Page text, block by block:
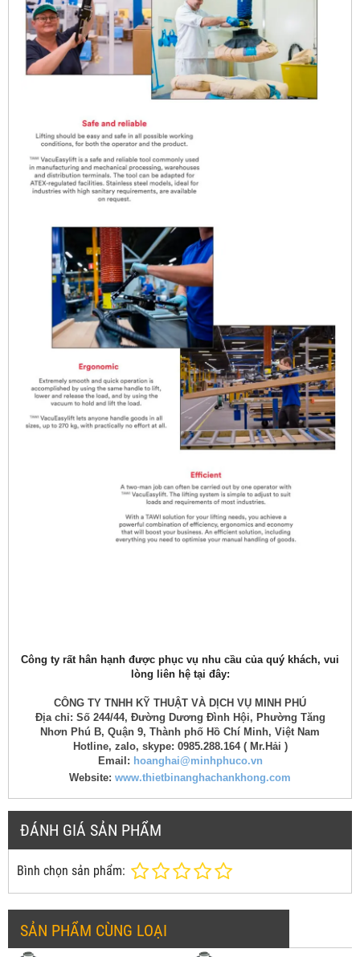
Công ty rất hân hạnh được phục vụ nhu cầu của quý khách, vui
lòng liên hệ tại đây:
CÔNG TY TNHH KỸ THUẬT VÀ DỊCH VỤ MINH PHÚ
Địa chỉ: Số 244/44, Đường Dương Đình Hội, Phường Tăng
Nhơn Phú B, Quận 9, Thành phố Hồ Chí Minh, Việt Nam
Hotline, zalo, skype: 0985.288.164 ( Mr.Hải )
Email: hoanghai@minhphuco.vn
Website: www.thietbinanghachankhong.com
ĐÁNH GIÁ SẢN PHẨM
Bình chọn sản phẩm:
SẢN PHẨM CÙNG LOẠI